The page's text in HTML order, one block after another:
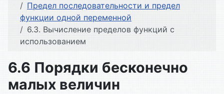
Предел последовательности и предел
функции одной переменной
6.3. Вычисление пределов функций с
использованием
6.6 Порядки бесконечно
малых величин